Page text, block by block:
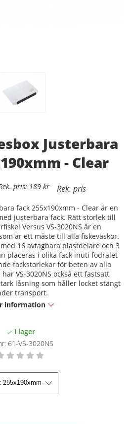
Justerbara
- Clear
189 kr
fack 255x190xmm - Clear är en
justerbara fack. Rätt storlek till
Versus VS-3020NS är en
är ett måste till alla fiskeväskor.
16 avtagbara plastdelare och 3
placeras i olika fack inuti fodralet
fackstorlekar för beten av alla
VS-3020NS också ett fastsatt
låsning som håller locket stängt
transport.
information
61-VS-3020NS